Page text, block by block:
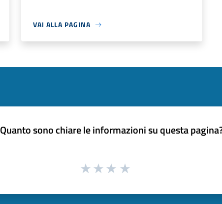
VAI ALLA PAGINA
Quanto sono chiare le informazioni su questa